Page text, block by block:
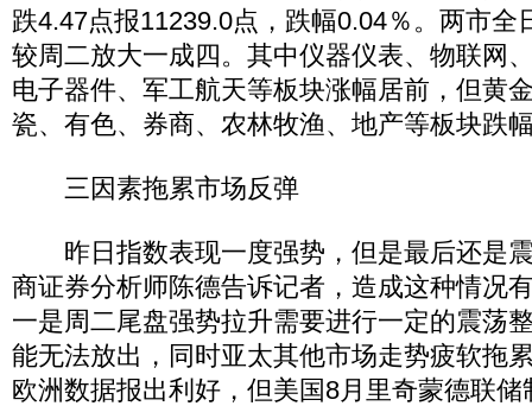
跌4.47点报11239.0点，跌幅0.04％。两市全
较周二放大一成四。其中仪器仪表、物联网
电子器件、军工航天等板块涨幅居前，但黄
瓷、有色、券商、农林牧渔、地产等板块跌
三因素拖累市场反弹
昨日指数表现一度强势，但是最后还是
商证券分析师陈德告诉记者，造成这种情况
一是周二尾盘强势拉升需要进行一定的震荡
能无法放出，同时亚太其他市场走势疲软拖
欧洲数据报出利好，但美国8月里奇蒙德联